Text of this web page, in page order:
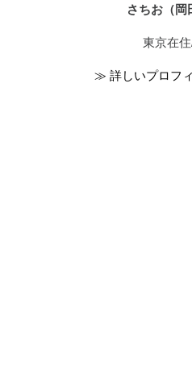
さちお（岡
東京在
≫ 詳しいプロフ